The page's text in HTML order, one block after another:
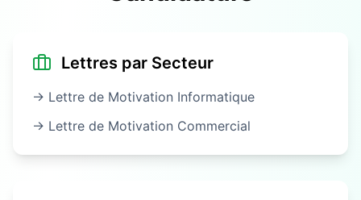
Lettres par Secteur
→ Lettre de Motivation Informatique
→ Lettre de Motivation Commercial